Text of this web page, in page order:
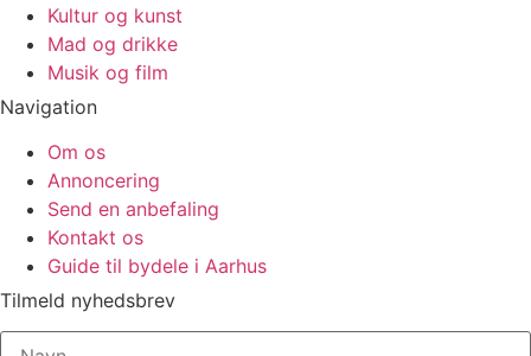
Kultur og kunst
Mad og drikke
Musik og film
Navigation
Om os
Annoncering
Send en anbefaling
Kontakt os
Guide til bydele i Aarhus
Tilmeld nyhedsbrev